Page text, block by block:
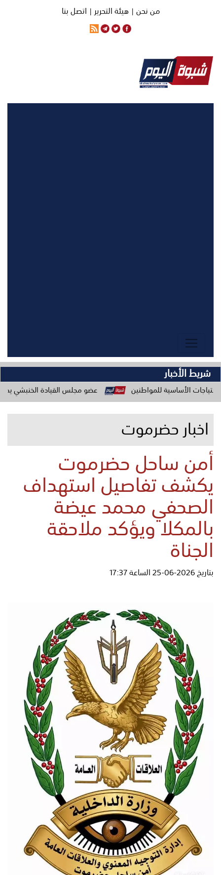
من نحن |هيئة التحرير | اتصل بنا
شريط الأخبار
للمواطنين عضو مجلس القيادة الخنبشي يدعو المكونات
اخبار حضرموت
أمن ساحل حضرموت
يكشف تفاصيل استهداف
الصحفي محمد عيضة
بالمكلا ويؤكد ملاحقة
الجناة
بتاريخ 2026-06-25 الساعة 17:37